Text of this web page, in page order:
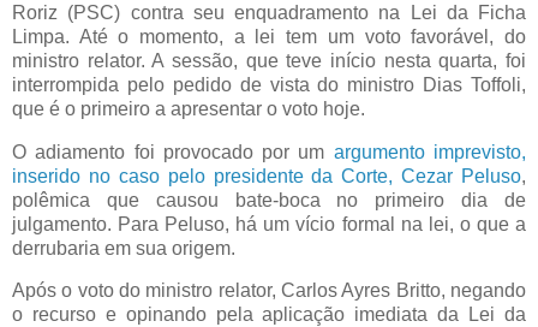
Roriz (PSC) contra seu enquadramento na Lei da Ficha
Limpa. Até o momento, a lei tem um voto favorável, do
ministro relator. A sessão, que teve início nesta quarta, foi
interrompida pelo pedido de vista do ministro Dias Toffoli,
que é o primeiro a apresentar o voto hoje.
O adiamento foi provocado por um argumento imprevisto,
inserido no caso pelo presidente da Corte, Cezar Peluso,
polêmica que causou bate-boca no primeiro dia de
julgamento. Para Peluso, há um vício formal na lei, o que a
derrubaria em sua origem.
Após o voto do ministro relator, Carlos Ayres Britto, negando
o recurso e opinando pela aplicação imediata da Lei da